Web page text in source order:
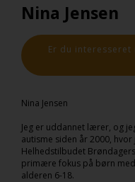
Nina Jensen
Er du
Nina Jensen
Jeg er uddannet lærer, og
autisme siden år 2000,
Helhedstilbudet
primære fokus på børn
alderen 6-18.